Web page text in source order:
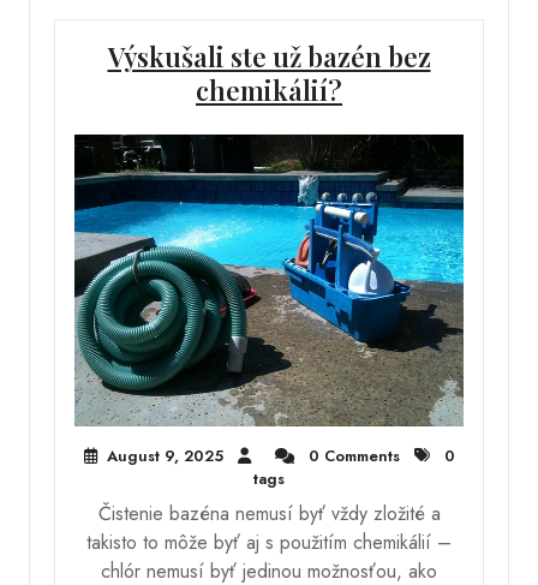
Výskušali ste už bazén bez
chemikálií?
August 9, 2025 0 Comments
0
tags
Čistenie bazéna nemusí byť vždy zložité a
takisto to môže byť aj s použitím chemikálií –
chlór nemusí byť jedinou možnosťou, ako